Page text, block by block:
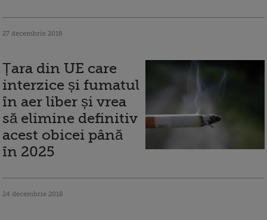
27 decembrie 2018
Țara din UE care
interzice și fumatul
în aer liber și vrea
să elimine definitiv
acest obicei până
în 2025
24 decembrie 2018